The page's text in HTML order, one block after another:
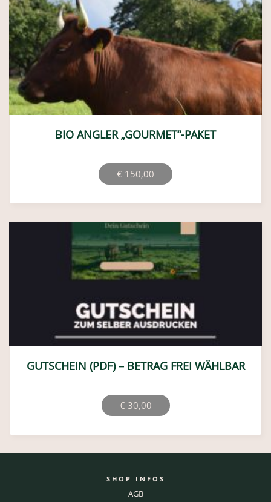
BIO ANGLER „GOURMET“-PAKET
€ 150,00
GUTSCHEIN (PDF) – BETRAG FREI WÄHLBAR
€ 30,00
SHOP INFOS
AGB